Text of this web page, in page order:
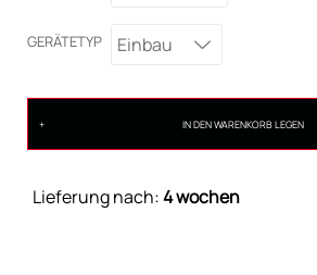
GERÄTETYP Einbau
IN DEN WARENKORB LEGEN
Lieferung nach:4 wochen